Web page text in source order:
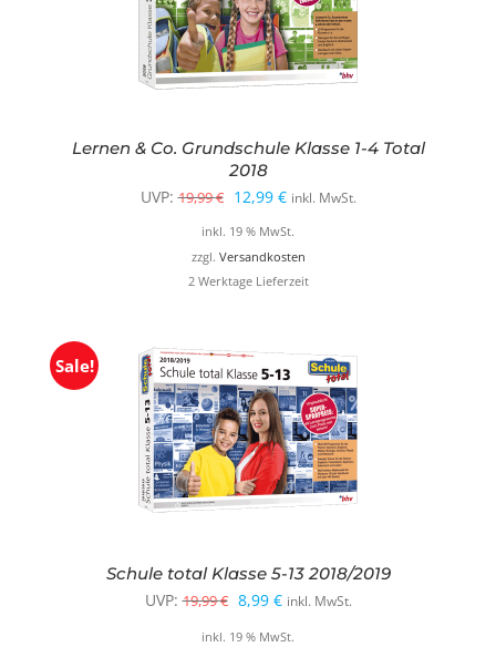
Lernen & Co. Grundschule Klasse 1-4 Total
2018
UVP: 19,99€ Ursprünglicher
Preis
war:
19,99 €
12,99 €Aktueller
Preis
ist:
12,99 €.
inkl. MwSt.
inkl. 19 % MwSt.
zzgl. Versandkosten
2 Werktage Lieferzeit
Sale!
Schule total Klasse 5-13 2018/2019
UVP: 19,99€ Ursprünglicher
Preis
8,99 €Aktueller
Preis
inkl. MwSt.
inkl. 19 % MwSt.